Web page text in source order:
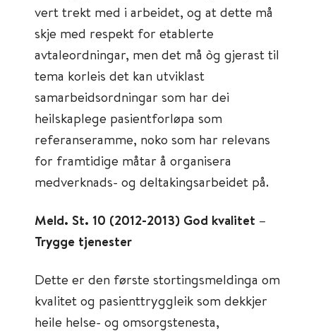
vert trekt med i arbeidet, og at dette må
skje med respekt for etablerte
avtaleordningar, men det må òg gjerast til
tema korleis det kan utviklast
samarbeidsordningar som har dei
heilskaplege pasientforløpa som
referanseramme, noko som har relevans
for framtidige måtar å organisera
medverknads- og deltakingsarbeidet på.
Meld. St. 10 (2012-2013) God kvalitet –
Trygge tjenester
Dette er den første stortingsmeldinga om
kvalitet og pasienttryggleik som dekkjer
heile helse- og omsorgstenesta,